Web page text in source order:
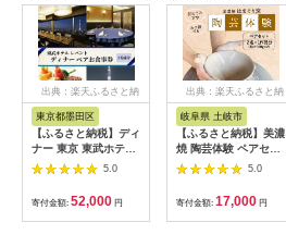
出典：楽天ふるさと納
東京都墨田区
【ふるさと納税】ディ
ナー 東京 東武ホテル
レバント ワンドリン
ク付き ペア チケット
レストラン 入場券 優
待券 お食事券
SKYTREE 【 墨田
5.0
寄付金額: 52,000 円
出典：楽天ふるさと納
岐阜県 土岐市
【ふるさと納税】美濃
焼 陶芸体験 ペアセッ
ト ひとり500gずつ
【はまぐり窯】
[MGG006]
5.0
寄付金額: 17,000 円